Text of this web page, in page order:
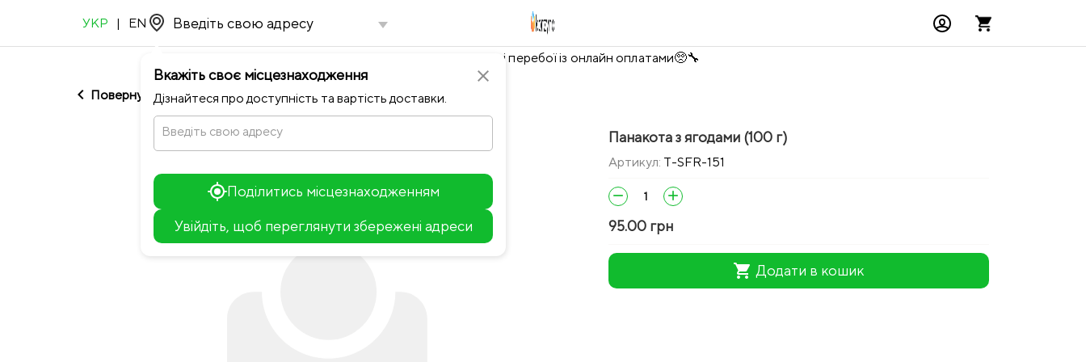
УКР | EN
close
Вкажіть своє місцезнаходження
Дізнайтеся про доступність та вартість доставки.
Введіть свою адресу
Поділитись місцезнаходженням
Увійдіть, щоб переглянути збережені адреси
Тимчасово можливі перебої із онлайн оплатами🥺🔧
chevron_left Повернутися до Sfera
Панакота з ягодами (100 г)
Артикул: T-SFR-151
remove add
95.00 грн
shopping_cart Додати в кошик